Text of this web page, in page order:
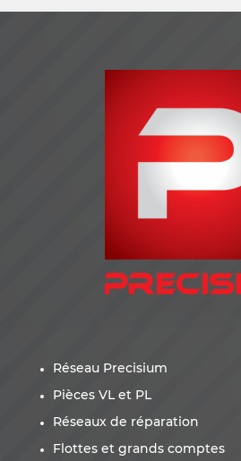
Réseau Precisium
Pièces VL et PL
Réseaux de réparation
Flottes et grands comptes